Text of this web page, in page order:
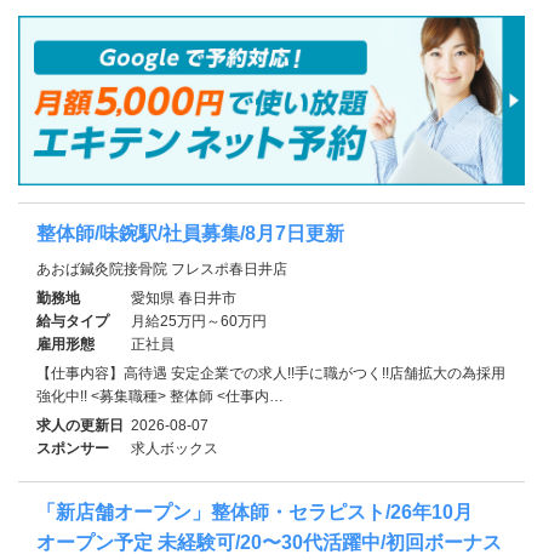
整体師/味鋺駅/社員募集/8月7日更新
あおば鍼灸院接骨院 フレスポ春日井店
勤務地
愛知県 春日井市
給与タイプ
月給25万円～60万円
雇用形態
正社員
【仕事内容】高待遇 安定企業での求人!!手に職がつく!!店舗拡大の為採用
強化中!! <募集職種> 整体師 <仕事内…
求人の更新日 2026-08-07
スポンサー
求人ボックス
「新店舗オープン」整体師・セラピスト/26年10月
オープン予定 未経験可/20〜30代活躍中/初回ボーナス